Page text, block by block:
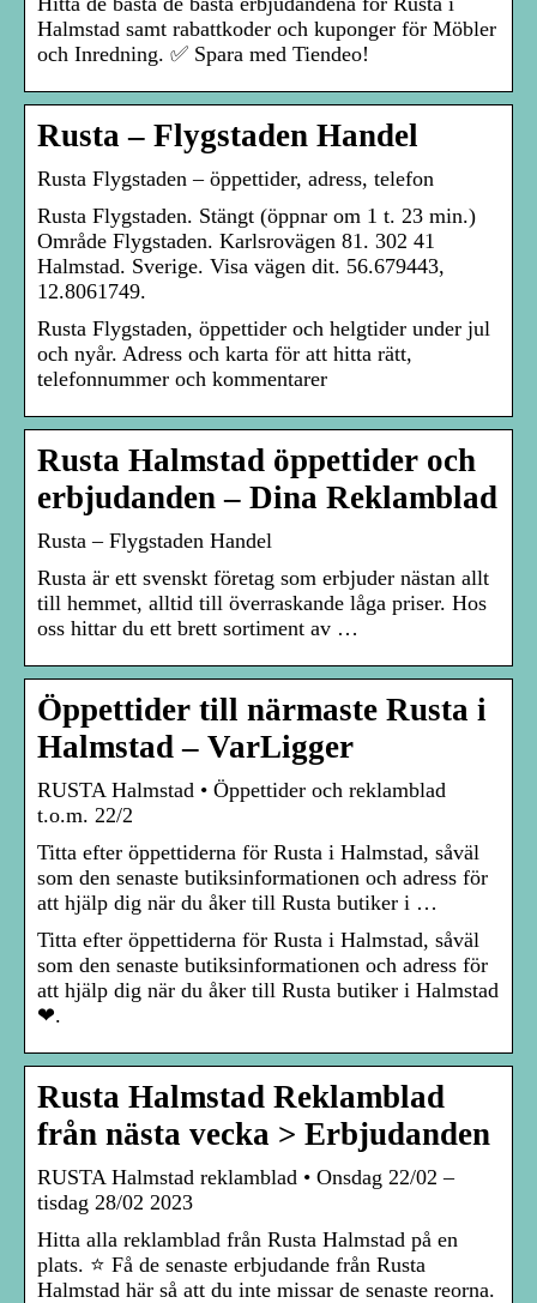
Halmstad samt rabattkoder och kuponger för Möbler
och Inredning. ✅ Spara med Tiendeo!
Rusta – Flygstaden Handel
Rusta Flygstaden – öppettider, adress, telefon
Rusta Flygstaden. Stängt (öppnar om 1 t. 23 min.)
Område Flygstaden. Karlsrovägen 81. 302 41
Halmstad. Sverige. Visa vägen dit. 56.679443,
12.8061749.
Rusta Flygstaden, öppettider och helgtider under jul
och nyår. Adress och karta för att hitta rätt,
telefonnummer och kommentarer
Rusta Halmstad öppettider och
erbjudanden – Dina Reklamblad
Rusta – Flygstaden Handel
Rusta är ett svenskt företag som erbjuder nästan allt
till hemmet, alltid till överraskande låga priser. Hos
oss hittar du ett brett sortiment av …
Öppettider till närmaste Rusta i
Halmstad – VarLigger
RUSTA Halmstad • Öppettider och reklamblad
t.o.m. 22/2
Titta efter öppettiderna för Rusta i Halmstad, såväl
som den senaste butiksinformationen och adress för
att hjälp dig när du åker till Rusta butiker i …
Titta efter öppettiderna för Rusta i Halmstad, såväl
som den senaste butiksinformationen och adress för
att hjälp dig när du åker till Rusta butiker i Halmstad
❤.
Rusta Halmstad Reklamblad
från nästa vecka > Erbjudanden
RUSTA Halmstad reklamblad • Onsdag 22/02 –
tisdag 28/02 2023
Hitta alla reklamblad från Rusta Halmstad på en
plats. ⭐ Få de senaste erbjudande från Rusta
Halmstad här så att du inte missar de senaste reorna.